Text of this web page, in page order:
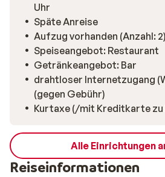
Uhr
Späte Anreise
Aufzug vorhanden (Anzahl: 2)
Speiseangebot: Restaurant
Getränkeangebot: Bar
drahtloser Internetzugang (WLAN)
(gegen Gebühr)
Kurtaxe (/mit Kreditkarte zu
Alle Einrichtungen
Reiseinformationen